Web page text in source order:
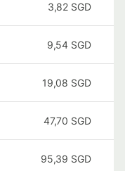
3,82 SGD
9,54 SGD
19,08 SGD
47,70 SGD
95,39 SGD